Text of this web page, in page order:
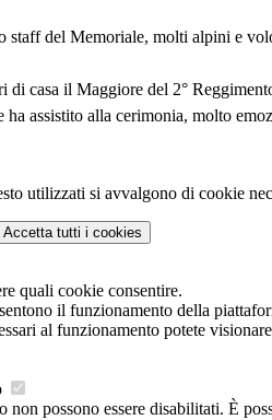
staff del Memoriale, molti alpini e
di casa il Maggiore del 2°
assistito alla cerimonia, molto
utilizzati si avvalgono di cookie
Accetta tutti i cookies
quali cookie consentire.
il funzionamento della
al funzionamento potete
non possono essere disabilitati. È